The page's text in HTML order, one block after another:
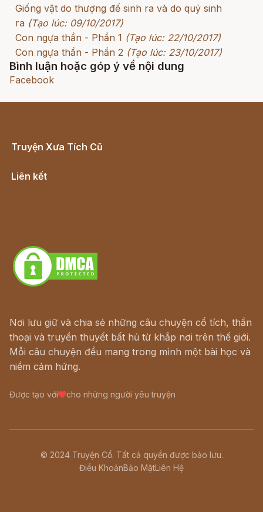
Giống vật do thượng đế sinh ra và do quỷ sinh
ra (Tạo lúc: 09/10/2017)
Con ngựa thần - Phần 1 (Tạo lúc: 22/10/2017)
Con ngựa thần - Phần 2 (Tạo lúc: 23/10/2017)
Bình luận hoặc góp ý về nội dung
Facebook
Truyện Xưa Tích Cũ
Liên kết
Nơi lưu giữ và chia sẻ những câu chuyện cổ tích, thần
thoại và truyền thuyết bất hủ từ khắp nơi trên thế giới.
Mỗi câu chuyện đều mang trong mình một bài học và
niềm cảm hứng.
Được tạo với cho những người yêu truyện
© 2024 Truyện Cổ. Tất cả quyền được bảo lưu.
Điều KhoảnBảo MậtLiên Hệ